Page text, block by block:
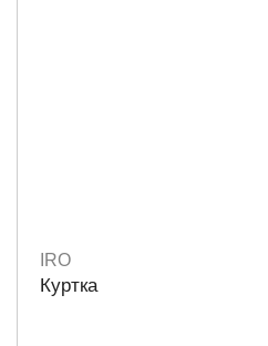
Размеры
IRO
Куртка